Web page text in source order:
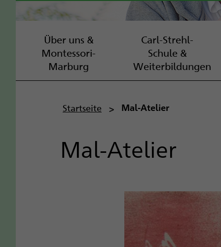
Über uns &
Montessori-
Marburg
Carl-Strehl-
Schule &
Weiterbildungen
P
a
Startseite Mal-Atelier
Mal-Atelier